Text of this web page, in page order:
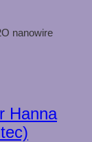
nanowire
Hanna